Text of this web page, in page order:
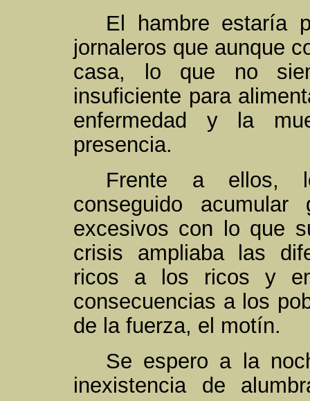
El hambre estaría
jornaleros que aunque
casa, lo que no
insuficiente para
enfermedad y la
presencia.
Frente a ellos,
conseguido
excesivos con lo que
crisis ampliaba las
ricos a los ricos y
consecuencias a los
de la fuerza, el motín.
Se espero a la
inexistencia de